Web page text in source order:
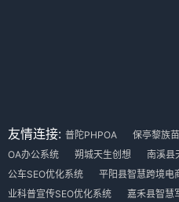
友情连接: 普陀PHPOA 保亭黎族
OA办公系统
朔城天生创想 南溪县
公车SEO优化系统
平阳县智慧跨境电
业科普宣传SEO优化系统
嘉禾县智慧